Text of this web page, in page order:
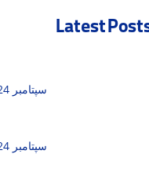
Latest
سپتامبر 24, 2025
سپتامبر 24, 2025